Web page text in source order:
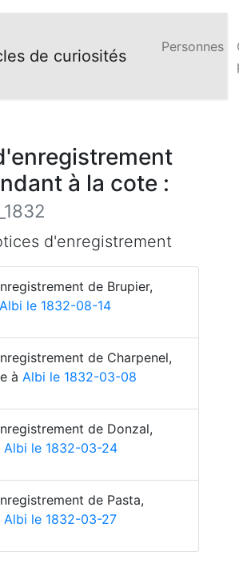
de curiosités Personnes
à la cote :
d'enregistrement
de Brupier,
Albi le 1832-08-14
de Charpenel,
à Albi le 1832-03-08
de Donzal,
Albi le 1832-03-24
de Pasta,
Albi le 1832-03-27